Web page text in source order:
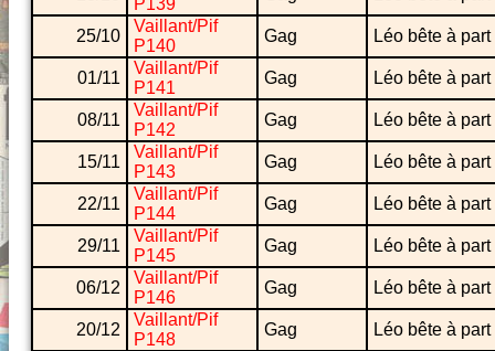
P139
25/10
Vaillant/Pif
P140
Gag Léo bête à part
01/11
Vaillant/Pif
P141
Gag Léo bête à part
08/11
Vaillant/Pif
P142
Gag Léo bête à part
15/11
Vaillant/Pif
P143
Gag Léo bête à part
22/11
Vaillant/Pif
P144
Gag Léo bête à part
29/11
Vaillant/Pif
P145
Gag Léo bête à part
06/12
Vaillant/Pif
P146
Gag Léo bête à part
20/12
Vaillant/Pif
P148
Gag Léo bête à part